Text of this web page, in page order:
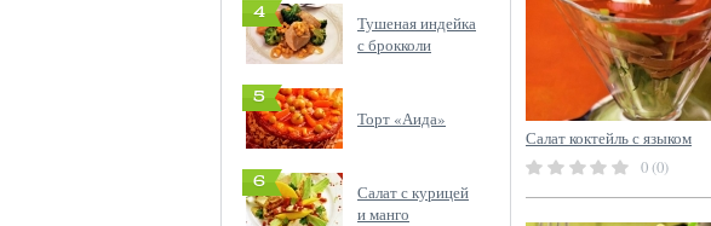
4
Тушеная индейка
с брокколи
5
Торт «Аида»
6
Салат с курицей
и манго
Салат коктейль с языком
0 (0)